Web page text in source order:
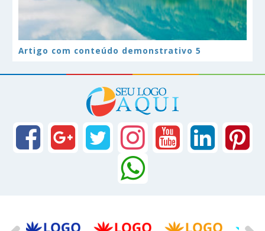
Artigo com conteúdo demonstrativo 5